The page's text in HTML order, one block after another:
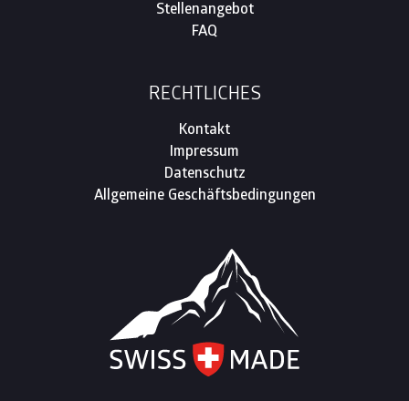
Stellenangebot
FAQ
RECHTLICHES
Kontakt
Impressum
Datenschutz
Allgemeine Geschäftsbedingungen